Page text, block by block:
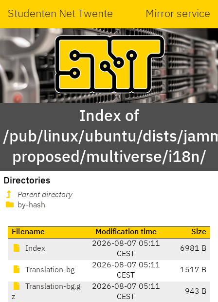
Studenten Net Twente Mirror service
Index of
/pub/linux/ubuntu/dists/
proposed/multiverse/i18n/
Directories
Parent directory
by-hash
Filename Modification time Size
Index
2026-08-07 05:11
CEST
6981 B
Translation-bg
2026-08-07 05:11
CEST
1517 B
Translation-bg.g
z
2026-08-07 05:11
CEST
943 B